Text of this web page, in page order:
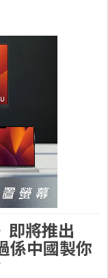
即將推出
係中國製你